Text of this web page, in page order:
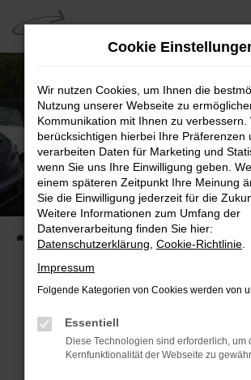
Zum
Hauptinhalt
springen
Unser Fahrzeugbestand vor Ort
Entdecken Sie unsere sofort verfügbaren
Fahrzeugangebote
Fehler: Network Error
Beim Laden ist ein Fehler aufgetreten.
Hier sind ein paar Tipps, die dir helfen
Cookie
Wir nutzen Cookies, um Ihnen die
Nutzung unserer Webseite zu
Kommunikation mit Ihnen zu verbessern.
berücksichtigen hierbei Ihre Präferenzen
verarbeiten Daten für Marketing und
wenn Sie uns Ihre Einwilligung geben.
einem späteren Zeitpunkt Ihre Meinung
Sie die Einwilligung jederzeit für die
Weitere Informationen zum Umfang der
Datenverarbeitung finden Sie hier:
Datenschutzerklärung Cookie-Richtlinie
Impressum
Folgende Kategorien von Cookies werden von
Essentiell
Diese Technologien sind erforderlich, um
Kernfunktionalität der Webseite zu